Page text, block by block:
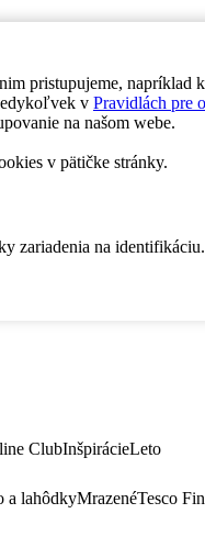
pristupujeme,
v Pravidlách pre
na našom webe.
v pätičke stránky.
na
ClubInšpirácieLeto
a lahôdkyMrazenéTesco